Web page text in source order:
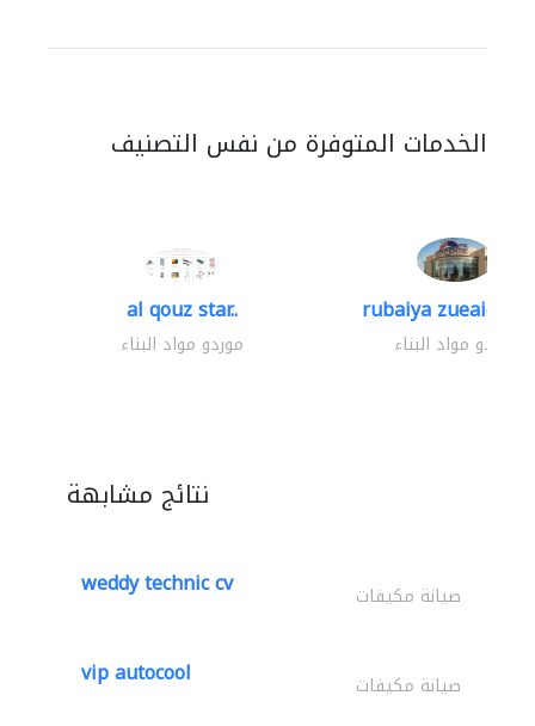
الخدمات المتوفرة من نفس التصنيف
al qouz star..
موردو مواد البناء
rubaiya zueaid
موردو مواد البناء
نتائج مشابهة
weddy technic cv صيانة مكيفات
vip autocool صيانة مكيفات